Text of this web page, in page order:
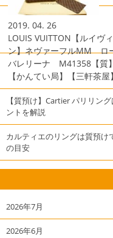
2019. 04. 26
LOUIS VUITTON【ルイヴ
ン】ネヴァーフルMM ロ
バレリーナ M41358【質】
【かんてい局】【三軒茶屋】
【質預け】Cartier パリリン
ントを解説
カルティエのリングは質預
の目安
2026年7月
2026年6月